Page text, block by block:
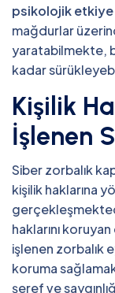
psikolojik etkiye
mağdurlar
yaratabilmekte,
kadar
Kişilik
İşlenen
Siber zorbalık
kişilik haklarına
haklarını
işlenen zorbalık
koruma
şeref ve